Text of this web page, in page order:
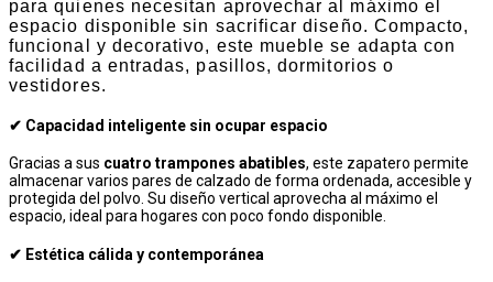
para quienes necesitan aprovechar al máximo el
espacio disponible sin sacrificar diseño. Compacto,
funcional y decorativo, este mueble se adapta con
facilidad a entradas, pasillos, dormitorios o
vestidores.
✔ Capacidad inteligente sin ocupar espacio
Gracias a sus cuatro trampones abatibles, este zapatero permite
almacenar varios pares de calzado de forma ordenada, accesible y
protegida del polvo. Su diseño vertical aprovecha al máximo el
espacio, ideal para hogares con poco fondo disponible.
✔ Estética cálida y contemporánea